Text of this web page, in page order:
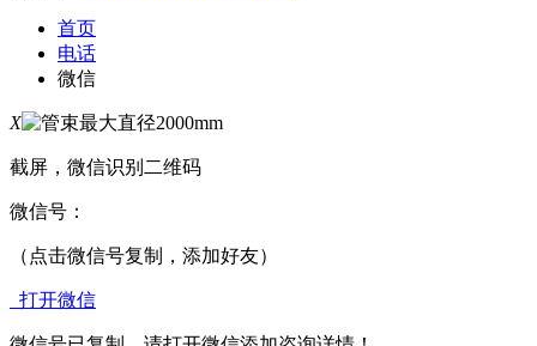
首页
电话
微信
X
截屏，微信识别二维码
微信号：
（点击微信号复制，添加好友）
打开微信